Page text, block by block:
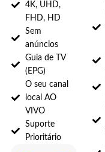
4K, UHD,
FHD, HD
Sem
anúncios
Guia de TV
(EPG)
O seu canal
local AO
VIVO
Suporte
Prioritário